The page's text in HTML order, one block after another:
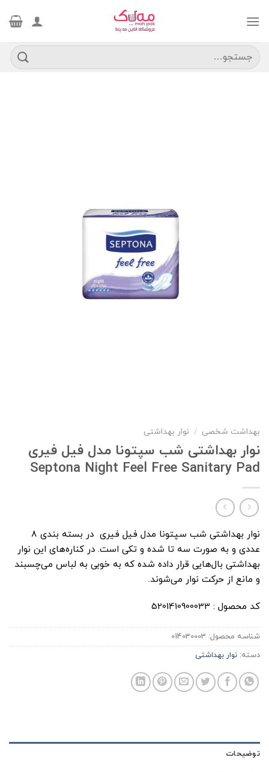
جستجو
برای:
بهداشت شخصی / نوار بهداشتی
نوار بهداشتی شب سپتونا مدل فیل فیری
Septona Night Feel Free Sanitary Pad
نوار بهداشتی شب سپتونا مدل فیل فیری در بسته بندی 8
عددی و به صورت سه تا شده و تکی است. در کناره‌های این نوار
بهداشتی بال‌هایی قرار داده شده که به خوبی به لباس می‌چسبند
و مانع از حرکت نوار می‌شوند.
کد محصول : 5201410900033
شناسه محصول: 014030003
دسته: نوار بهداشتی
توضیحات